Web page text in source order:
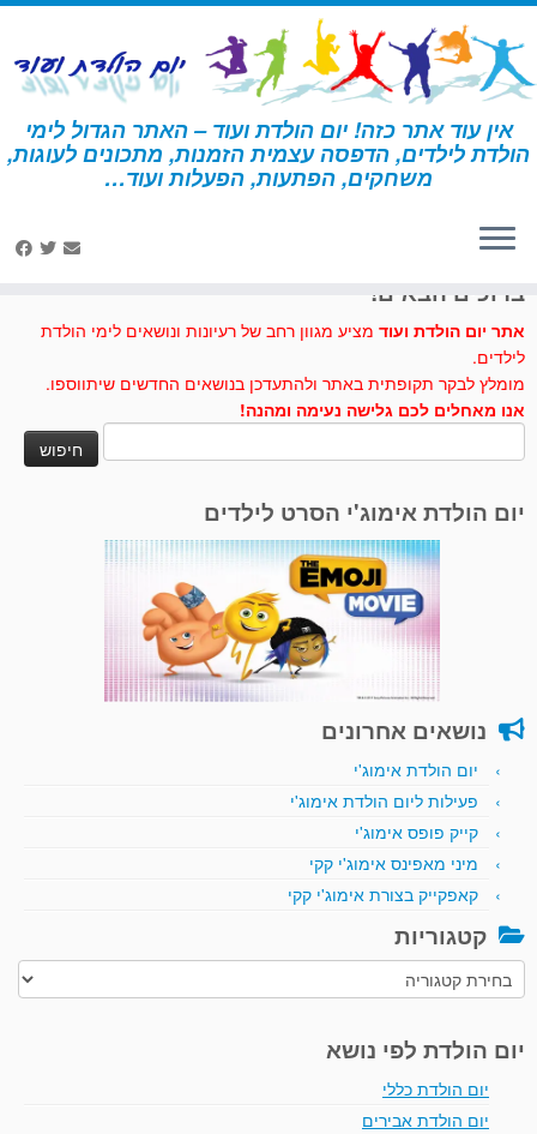
דלג
לתוכן
אין עוד אתר כזה! יום הולדת ועוד – האתר הגדול לימי
הולדת לילדים, הדפסה עצמית הזמנות, מתכונים לעוגות,
משחקים, הפתעות, הפעלות ועוד… דף הבית » פו הדוב
ברוכים הבאים!
אתר יום הולדת ועוד מציע מגוון רחב של רעיונות ונושאים לימי הולדת
לילדים.
מומלץ לבקר תקופתית באתר ולהתעדכן בנושאים החדשים שיתווספו.
אנו מאחלים לכם גלישה נעימה ומהנה!
יום הולדת אימוג'י הסרט לילדים
נושאים אחרונים
יום הולדת אימוג'י
פעילות ליום הולדת אימוג'י
קייק פופס אימוג'י
מיני מאפינס אימוג'י קקי
קאפקייק בצורת אימוג'י קקי
קטגוריות
קטגוריות
יום הולדת לפי נושא
יום הולדת כללי
יום הולדת אבירים